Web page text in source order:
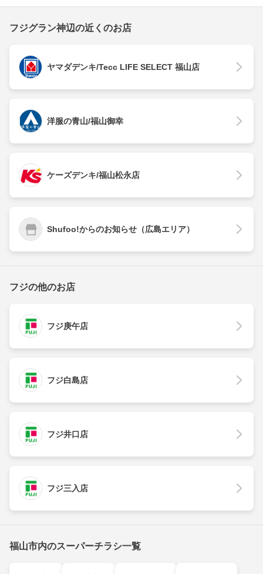
フジグラン神辺の近くのお店
ヤマダデンキ/Tecc LIFE SELECT 福山店
洋服の青山/福山御幸
ケーズデンキ/福山松永店
Shufoo!からのお知らせ（広島エリア）
フジの他のお店
フジ庚午店
フジ白島店
フジ井口店
フジ三入店
福山市内のスーパーチラシ一覧